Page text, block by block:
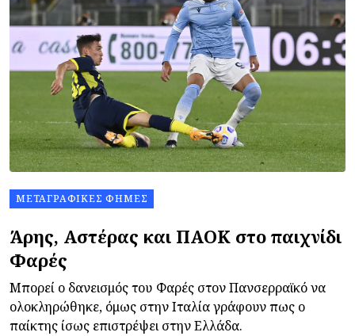
ΜΕΤΑΓΡΑΦΙΚΈΣ ΦΉΜΕΣ
Άρης, Αστέρας και ΠΑΟΚ στο παιχνίδι
Φαρές
Μπορεί ο δανεισμός του Φαρές στον Πανσερραϊκό να
ολοκληρώθηκε, όμως στην Ιταλία γράφουν πως ο
παίκτης ίσως επιστρέψει στην Ελλάδα.